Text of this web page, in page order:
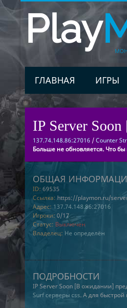
Play
ГЛАВНАЯ ИГРЫ
IP Server
137.74.148.86:27016 /Counter
Больше не обновляется. Что
ОБЩАЯ
ID: 69535
Ссылка: https://playmon.ru/
Адрес: 137.74.148.86:27016
Игроки: 0/17
Статус: Выключен
Владелец: Не определён
ПОДРОБНОСТИ
IP Server Soon [В ожидании]
Surf серверы css. А для